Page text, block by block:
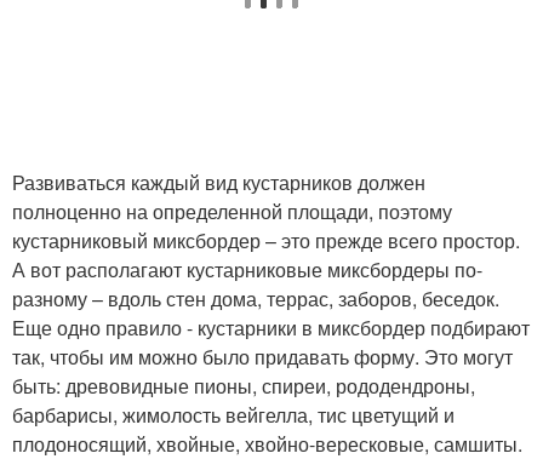
Развиваться каждый вид кустарников должен
полноценно на определенной площади, поэтому
кустарниковый миксбордер – это прежде всего простор.
А вот располагают кустарниковые миксбордеры по-
разному – вдоль стен дома, террас, заборов, беседок.
Еще одно правило - кустарники в миксбордер подбирают
так, чтобы им можно было придавать форму. Это могут
быть: древовидные пионы, спиреи, рододендроны,
барбарисы, жимолость вейгелла, тис цветущий и
плодоносящий, хвойные, хвойно-вересковые, самшиты.